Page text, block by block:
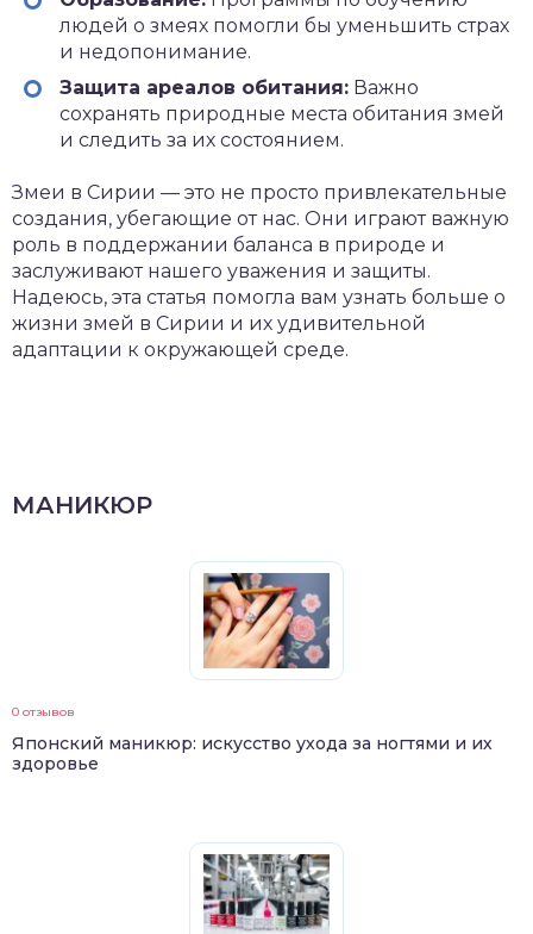
людей о змеях помогли бы уменьшить страх
и недопонимание.
Защита ареалов обитания: Важно
сохранять природные места обитания змей
и следить за их состоянием.
Змеи в Сирии — это не просто привлекательные
создания, убегающие от нас. Они играют важную
роль в поддержании баланса в природе и
заслуживают нашего уважения и защиты.
Надеюсь, эта статья помогла вам узнать больше о
жизни змей в Сирии и их удивительной
адаптации к окружающей среде.
МАНИКЮР
0 отзывов
Японский маникюр: искусство ухода за ногтями и их
здоровье